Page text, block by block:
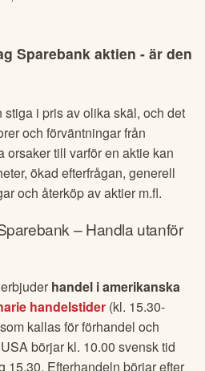
Sparebank
Några vanliga orsaker till varför
Negativa nyheter,
ändrat investerarsentiment eller
Sparebank aktien - är den
stiga i pris av olika skäl, och det
och förväntningar från
till varför en aktie kan
ökad efterfrågan, generell
och återköp av aktier m.fl.